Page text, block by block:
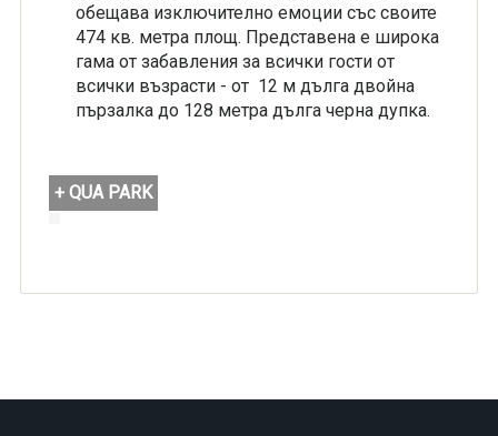
обещава изключително емоции със своите
474 кв. метра площ. Представена е широка
гама от забавления за всички гости от
всички възрасти - от 12 м дълга двойна
пързалка до 128 метра дълга черна дупка.
+ QUA PARK